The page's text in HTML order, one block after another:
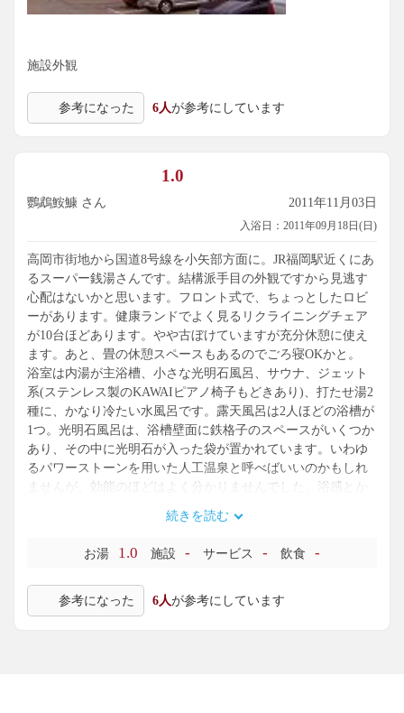
施設外観
参考になった 6人が参考にしています
1.0
鸚鵡鮟鱇 さん 2011年11月03日
入浴日：2011年09月18日(日)
高岡市街地から国道8号線を小矢部方面に。JR福岡駅近くにあ
るスーパー銭湯さんです。結構派手目の外観ですから見逃す
心配はないかと思います。フロント式で、ちょっとしたロビ
ーがあります。健康ランドでよく見るリクライニングチェア
が10台ほどあります。やや古ぼけていますが充分休憩に使え
ます。あと、畳の休憩スペースもあるのでごろ寝OKかと。
浴室は内湯が主浴槽、小さな光明石風呂、サウナ、ジェット
系(ステンレス製のKAWAIピアノ椅子もどきあり)、打たせ湯2
種に、かなり冷たい水風呂です。露天風呂は2人ほどの浴槽が
1つ。光明石風呂は、浴槽壁面に鉄格子のスペースがいくつか
あり、その中に光明石が入った袋が置かれています。いわゆ
るパワーストーンを用いた人工温泉と呼べばいいのかもしれ
ませんが、効能のほどはよく分かりませんでした。浴感とか
は特にありません。塩素臭は普通レベルです。
初期のスーパー銭湯によくあるタイプでして、今となっては
な感じもしないでもないですが、国道を走っていて簡単に汗
を流したればありかなといったところです。地元の人には人
気あるみたいで、それなりに混みあっていましたので一安心
です。
続きを読む
お湯 1.0 施設 - サービス - 飲食 -
参考になった 6人が参考にしています